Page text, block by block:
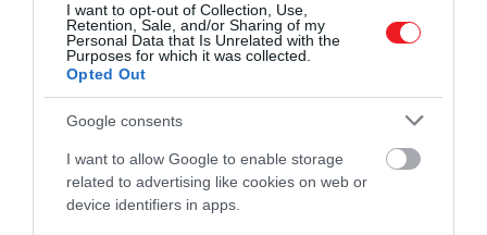
I want to opt-out of Collection, Use,
Retention, Sale, and/or Sharing of my
Personal Data that Is Unrelated with the
Purposes for which it was collected.
Opted Out
Google consents
I want to allow Google to enable storage
related to advertising like cookies on web or
device identifiers in apps.
felforgatót létrehozni. Bár
Debussy hárfára is
komponált, a lemezen
hallható mind a tizenegy dal
zongorára és énekhangra
íródott, Anasztázia a
zongorakottákat írta át